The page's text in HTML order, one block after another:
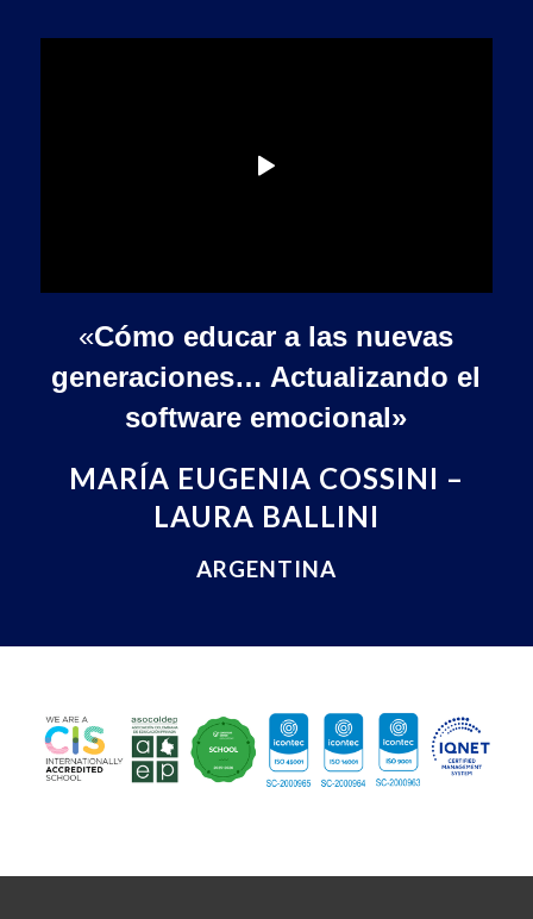
«Cómo educar a las nuevas
generaciones… Actualizando el
software emocional»
MARÍA EUGENIA COSSINI –
LAURA BALLINI
ARGENTINA